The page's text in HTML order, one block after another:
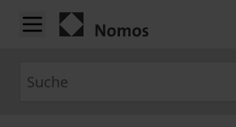
Zum Inhalt springen